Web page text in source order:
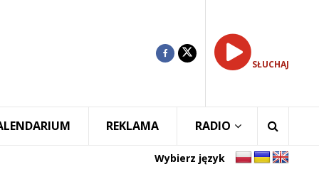
SŁUCHAJ
REKLAMA RADIO
Wybierz język